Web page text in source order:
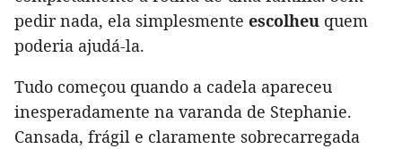
pedir nada, ela simplesmente escolheu quem
poderia ajudá-la.
Tudo começou quando a cadela apareceu
inesperadamente na varanda de Stephanie.
Cansada, frágil e claramente sobrecarregada